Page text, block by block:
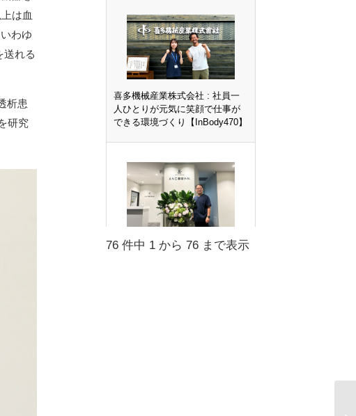
は血
わゆ
送れる
析患
研究
喜多機械産業株式会社 : 社員一
人ひとりが元気に笑顔で仕事が
できる環境づくり【InBody470】
AND美容外科 : 客観的な数字で
76 件中 1 から 76 まで表示